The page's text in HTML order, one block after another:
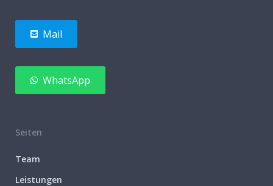
Mail
WhatsApp
Seiten
Team
Leistungen